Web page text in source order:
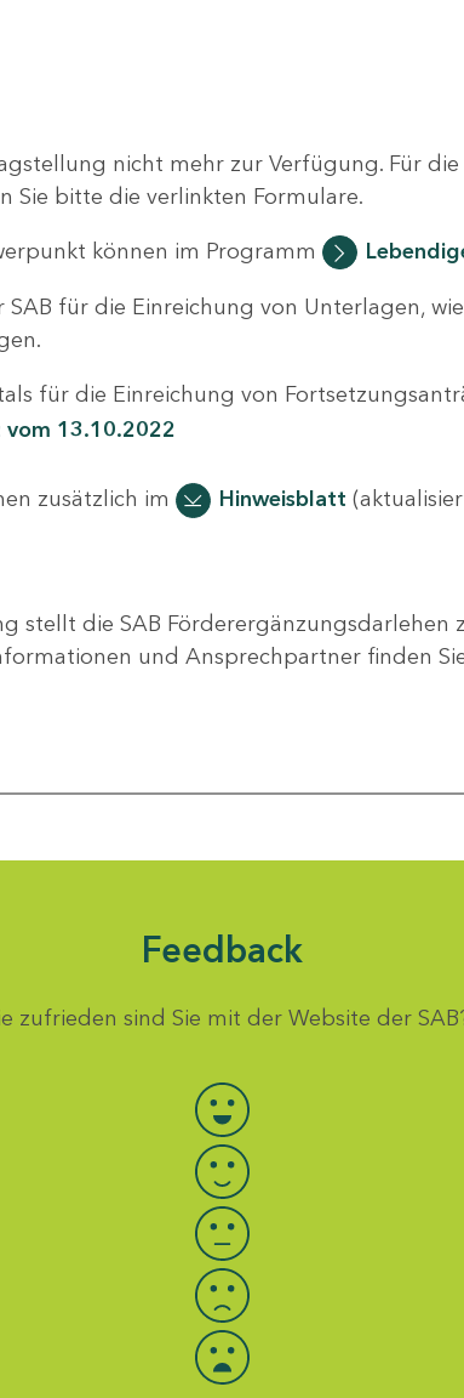
nicht mehr zur Verfügung. Für
Sie bitte die verlinkten Formulare.
können im Programm
für die Einreichung von Unterlagen,
für die Einreichung von
vom 13.10.2022
zusätzlich im Hinweisblatt
stellt die SAB Förderergänzungsdarlehen
und Ansprechpartner finden
Feedback
zufrieden sind Sie mit der Website der
Bewertung auswählen